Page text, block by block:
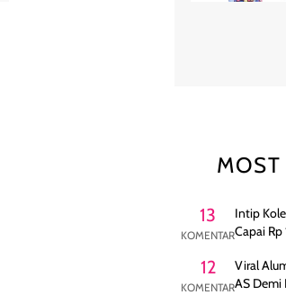
13
KOMENTAR
Intip
Capai Rp
12
KOMENTAR
Viral
AS Demi